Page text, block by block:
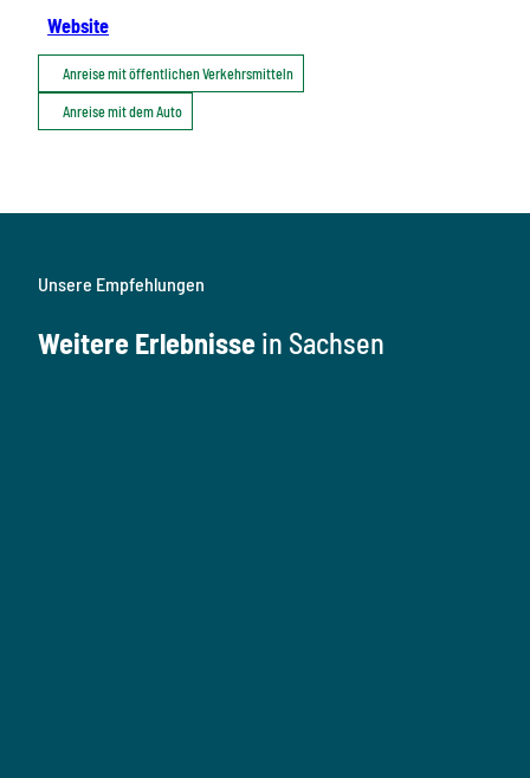
Website
Anreise mit öffentlichen Verkehrsmitteln
Anreise mit dem Auto
Unsere Empfehlungen
Weitere Erlebnisse in Sachsen